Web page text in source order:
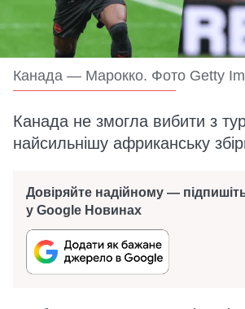
Канада — Марокко. Фото Getty
Канада не змогла вибити з
найсильнішу африканську
Довіряйте надійному —
у Google Новинах